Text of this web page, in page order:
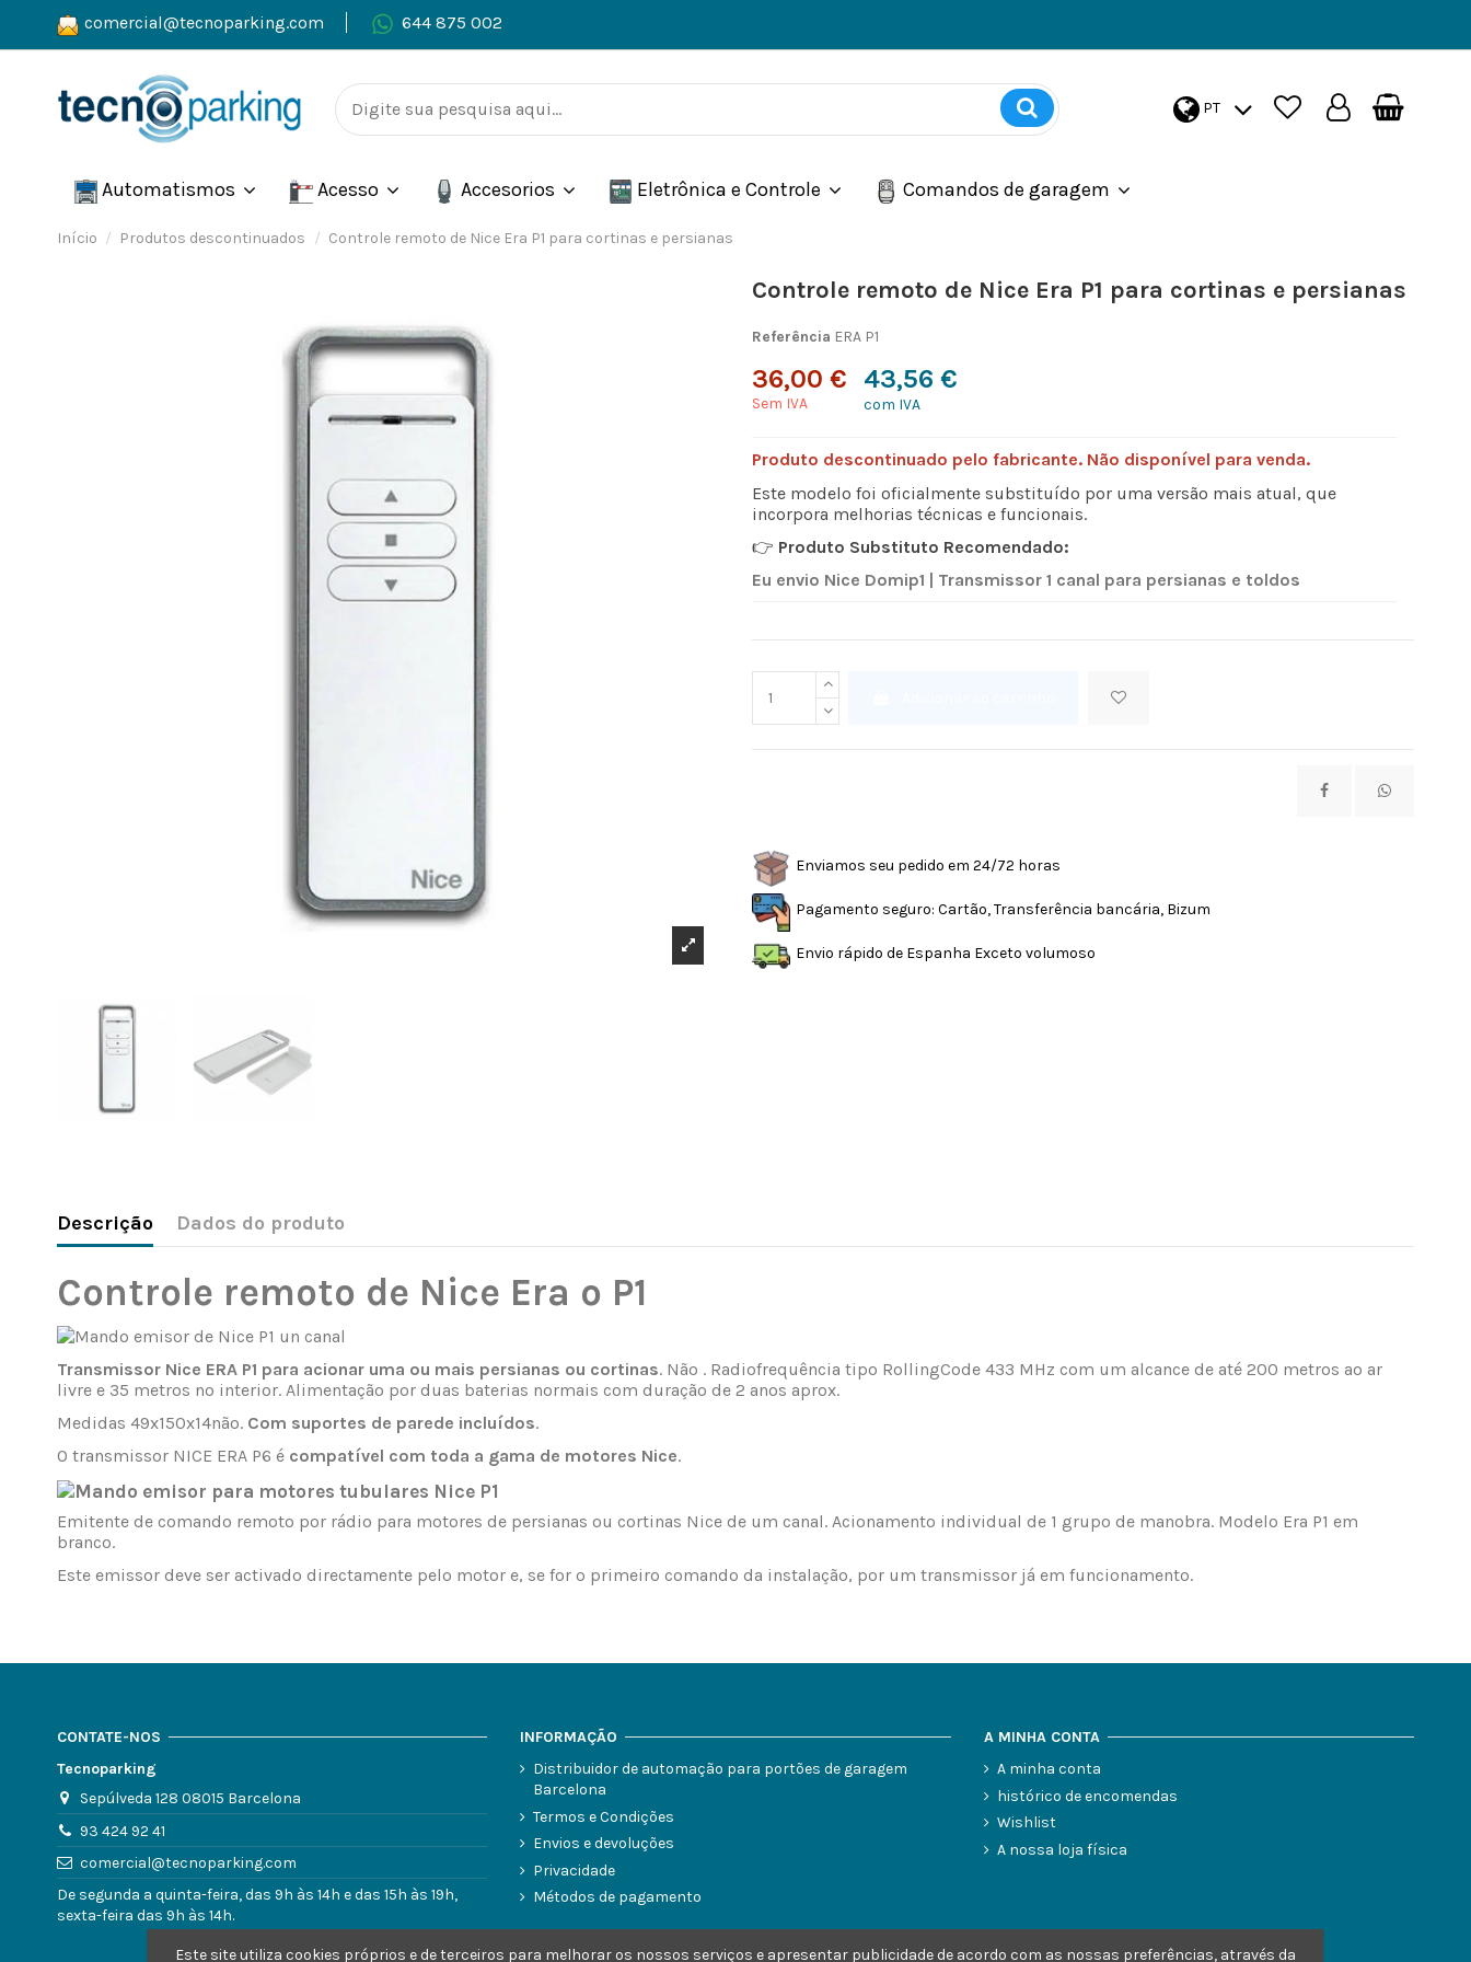
comercial@tecnoparking.com 644 875 002
PT
Automatismos Acesso Accesorios Eletrônica e Controle Comandos de garagem
Início Produtos descontinuados Controle remoto de Nice Era P1 para cortinas e persianas
Controle remoto de Nice Era P1 para cortinas e persianas
Referência ERA P1
36,00 €
Sem IVA
43,56 €
com IVA
Produto descontinuado pelo fabricante. Não disponível para venda.
Este modelo foi oficialmente substituído por uma versão mais atual, que
incorpora melhorias técnicas e funcionais.
👉 Produto Substituto Recomendado:
Eu envio Nice Domip1 | Transmissor 1 canal para persianas e toldos
Enviamos seu pedido em 24/72 horas
Pagamento seguro: Cartão, Transferência bancária, Bizum
Envio rápido de Espanha Exceto volumoso
Descrição Dados do produto
Controle remoto de Nice Era o P1
Transmissor Nice ERA P1 para acionar uma ou mais persianas ou cortinas. Não . Radiofrequência tipo RollingCode 433 MHz com um alcance de até 200 metros ao ar
livre e 35 metros no interior. Alimentação por duas baterias normais com duração de 2 anos aprox.
Medidas 49x150x14não. Com suportes de parede incluídos.
O transmissor NICE ERA P6 é compatível com toda a gama de motores Nice.
Emitente de comando remoto por rádio para motores de persianas ou cortinas Nice de um canal. Acionamento individual de 1 grupo de manobra. Modelo Era P1 em
branco.
Este emissor deve ser activado directamente pelo motor e, se for o primeiro comando da instalação, por um transmissor já em funcionamento.
CONTATE-NOS
Tecnoparking
Sepúlveda 128 08015 Barcelona
93 424 92 41
comercial@tecnoparking.com
De segunda a quinta-feira, das 9h às 14h e das 15h às 19h,
sexta-feira das 9h às 14h.
INFORMAÇÃO
Distribuidor de automação para portões de garagem
Barcelona
Termos e Condições
Envios e devoluções
Privacidade
Métodos de pagamento
A MINHA CONTA
A minha conta
histórico de encomendas
Wishlist
A nossa loja física
Este site utiliza cookies próprios e de terceiros para melhorar os nossos serviços e apresentar publicidade de acordo com as nossas preferências, através da